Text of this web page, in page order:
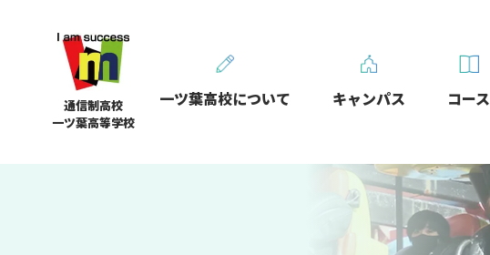
通信制高校
一ツ葉高等学校
一ツ葉高校について キャンパス コース